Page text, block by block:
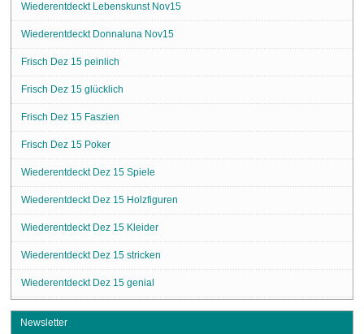
Wiederentdeckt Lebenskunst Nov15
Wiederentdeckt Donnaluna Nov15
Frisch Dez 15 peinlich
Frisch Dez 15 glücklich
Frisch Dez 15 Faszien
Frisch Dez 15 Poker
Wiederentdeckt Dez 15 Spiele
Wiederentdeckt Dez 15 Holzfiguren
Wiederentdeckt Dez 15 Kleider
Wiederentdeckt Dez 15 stricken
Wiederentdeckt Dez 15 genial
Newsletter